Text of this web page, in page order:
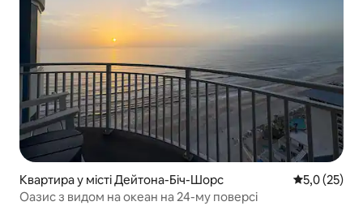
Квартира у місті Дейтона-Біч-Шорс Середня
5,0 (25)
Оазис з видом на океан на 24-му поверсі